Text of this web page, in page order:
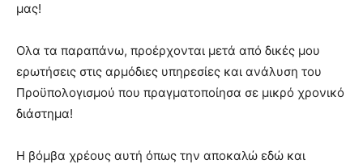
μας!
Ολα τα παραπάνω, προέρχονται μετά από δικές μου
ερωτήσεις στις αρμόδιες υπηρεσίες και ανάλυση του
Προϋπολογισμού που πραγματοποίησα σε μικρό χρονικό
διάστημα!
Η βόμβα χρέους αυτή όπως την αποκαλώ εδώ και